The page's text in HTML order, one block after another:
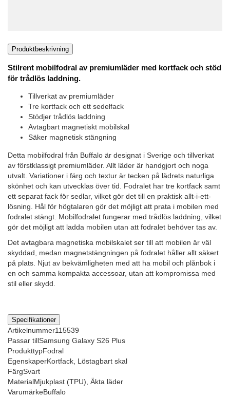
Produktbeskrivning
Stilrent mobilfodral av premiumläder med kortfack och stöd
för trådlös laddning.
Tillverkat av premiumläder
Tre kortfack och ett sedelfack
Stödjer trådlös laddning
Avtagbart magnetiskt mobilskal
Säker magnetisk stängning
Detta mobilfodral från Buffalo är designat i Sverige och tillverkat
av förstklassigt premiumläder. Allt läder är handgjort och noga
utvalt. Variationer i färg och textur är tecken på lädrets naturliga
skönhet och kan utvecklas över tid. Fodralet har tre kortfack samt
ett separat fack för sedlar, vilket gör det till en praktisk allt-i-ett-
lösning. Hål för högtalaren gör det möjligt att prata i mobilen med
fodralet stängt. Mobilfodralet fungerar med trådlös laddning, vilket
gör det möjligt att ladda mobilen utan att fodralet behöver tas av.
Det avtagbara magnetiska mobilskalet ser till att mobilen är väl
skyddad, medan magnetstängningen på fodralet håller allt säkert
på plats. Njut av bekvämligheten med att ha mobil och plånbok i
en och samma kompakta accessoar, utan att kompromissa med
stil eller skydd.
Specifikationer
Artikelnummer115539
Passar tillSamsung Galaxy S26 Plus
ProdukttypFodral
EgenskaperKortfack, Löstagbart skal
FärgSvart
MaterialMjukplast (TPU), Äkta läder
VarumärkeBuffalo